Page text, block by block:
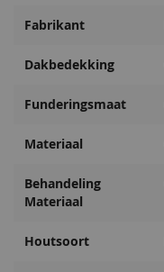
Fabrikant
Dakbedekking
Funderingsmaat
Materiaal
Behandeling
Materiaal
Houtsoort